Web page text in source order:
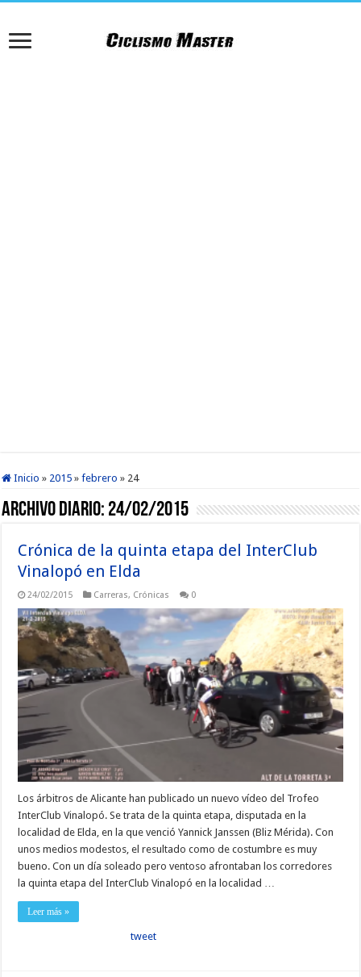
Inicio » 2015 » febrero » 24
Archivo diario: 24/02/2015
Crónica de la quinta etapa del InterClub
Vinalopó en Elda
24/02/2015 Carreras, Crónicas 0
Los árbitros de Alicante han publicado un nuevo vídeo del Trofeo
InterClub Vinalopó. Se trata de la quinta etapa, disputada en la
localidad de Elda, en la que venció Yannick Janssen (Bliz Mérida). Con
unos medios modestos, el resultado como de costumbre es muy
bueno. Con un día soleado pero ventoso afrontaban los corredores
la quinta etapa del InterClub Vinalopó en la localidad …
Leer más »
tweet